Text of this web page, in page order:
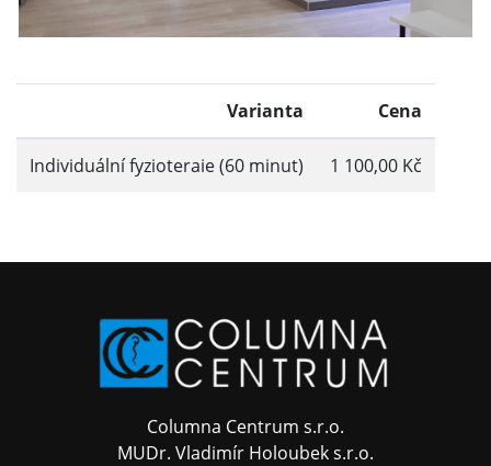
Varianta Cena
Individuální fyzioteraie (60 minut) 1 100,00 Kč
Columna Centrum s.r.o.
MUDr. Vladimír Holoubek s.r.o.